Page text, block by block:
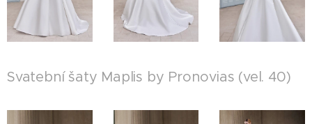
Svatební šaty Maplis by Pronovias (vel. 40)